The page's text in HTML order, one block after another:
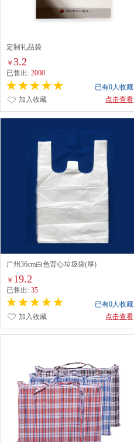
定制礼品袋
￥ 3.2
已售出: 2000
已有0人收藏
点击查看
加入收藏
广州36cm白色背心垃圾袋(厚)
￥ 19.2
已售出: 35
已有0人收藏
点击查看
加入收藏